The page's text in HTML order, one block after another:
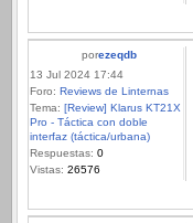
porezeqdb
13 Jul 2024 17:44
Foro: Reviews de Linternas
Tema: [Review] Klarus KT21X
Pro - Táctica con doble
interfaz (táctica/urbana)
Respuestas: 0
Vistas: 26576